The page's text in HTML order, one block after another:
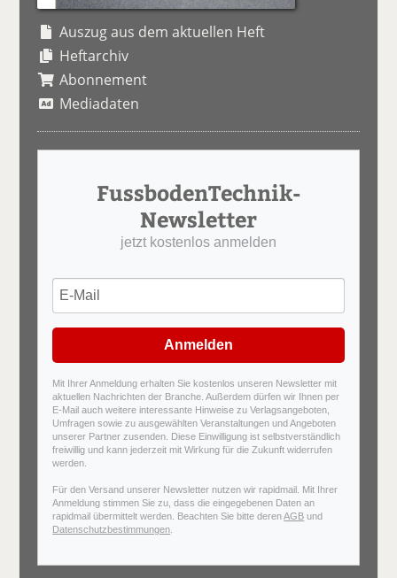
Auszug aus dem aktuellen Heft
Heftarchiv
Abonnement
Mediadaten
FussbodenTechnik-
Newsletter
jetzt kostenlos anmelden
Anmelden
Mit Ihrer Anmeldung erhalten Sie kostenlos unseren Newsletter mit
aktuellen Nachrichten der Branche. Außerdem dürfen wir Ihnen per
E-Mail auch weitere interessante Hinweise zu Verlagsangeboten,
Umfragen sowie zu ausgewählten Veranstaltungen und Angeboten
unserer Partner zusenden. Diese Einwilligung ist selbstverständlich
freiwillig und kann jederzeit mit Wirkung für die Zukunft widerrufen
werden.
Für den Versand unserer Newsletter nutzen wir rapidmail. Mit Ihrer
Anmeldung stimmen Sie zu, dass die eingegebenen Daten an
rapidmail übermittelt werden. Beachten Sie bitte derenAGB und
Datenschutzbestimmungen